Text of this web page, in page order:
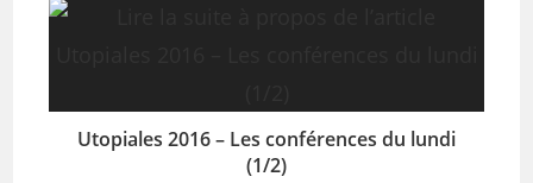
Utopiales 2016 – Les conférences du lundi
(1/2)